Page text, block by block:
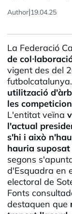
Author|19.04.25
La Federació
de col·
vigent des del
futbolcatalunya
utilització
les
L'entitat veïna
l'actual
s'hi i això
hauria
segons
d'Esquadra en
electoral de
Fonts
destaquen que